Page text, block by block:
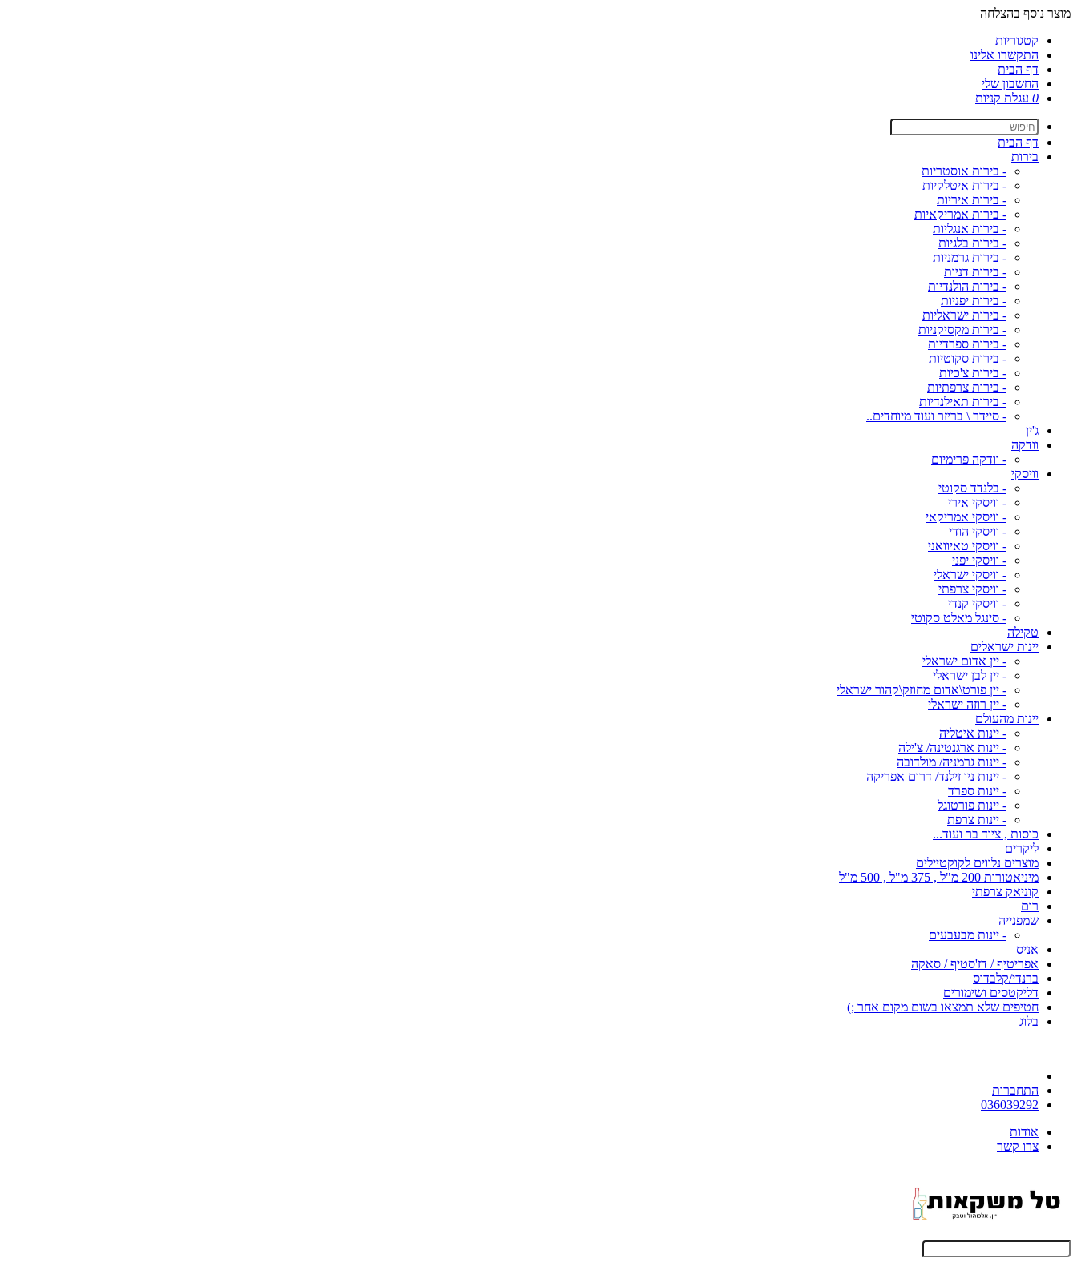
מוצר נוסף בהצלחה
קטגוריות
התקשרו אלינו
דף הבית
החשבון שלי
0 עגלת קניות
דף הבית
בירות
- בירות אוסטריות
- בירות איטלקיות
- בירות איריות
- בירות אמריקאיות
- בירות אנגליות
- בירות בלגיות
- בירות גרמניות
- בירות דניות
- בירות הולנדיות
- בירות יפניות
- בירות ישראליות
- בירות מקסיקניות
- בירות ספרדיות
- בירות סקוטיות
- בירות צ'כיות
- בירות צרפתיות
- בירות תאילנדיות
- סיידר \ בריזר ועוד מיוחדים..
ג'ין
וודקה
- וודקה פרימיום
וויסקי
- בלנדד סקוטי
- וויסקי אירי
- וויסקי אמריקאי
- וויסקי הודי
- וויסקי טאיוואני
- וויסקי יפני
- וויסקי ישראלי
- וויסקי צרפתי
- וויסקי קנדי
- סינגל מאלט סקוטי
טקילה
יינות ישראלים
- יין אדום ישראלי
- יין לבן ישראלי
- יין פורט\אדום מחוזק\קהור ישראלי
- יין רוזה ישראלי
יינות מהעולם
- יינות איטליה
- יינות ארגנטינה/ צ'ילה
- יינות גרמניה/ מולדובה
- יינות ניו זילנד/ דרום אפריקה
- יינות ספרד
- יינות פורטוגל
- יינות צרפת
כוסות , ציוד בר ועוד...
ליקרים
מוצרים נלווים לקוקטיילים
מיניאטורות 200 מ"ל , 375 מ"ל , 500 מ"ל
קוניאק צרפתי
רום
שמפנייה
- יינות מבעבעים
אניס
אפריטיף / דז'סטיף / סאקה
ברנדי/קלבדוס
דליקטסים ושימורים
חטיפים שלא תמצאו בשום מקום אחר ;)
בלוג
התחברות
036039292
אודות
צרו קשר